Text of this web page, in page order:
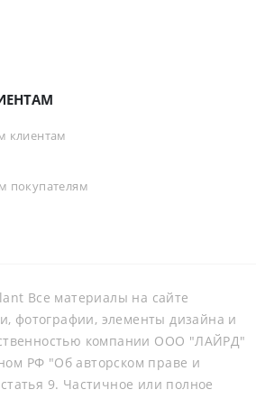
клиентам
покупателям
Все материалы на сайте
фотографии, элементы дизайна и
компании ООО "ЛАЙРД"
РФ "Об авторском праве и
9. Частичное или полное